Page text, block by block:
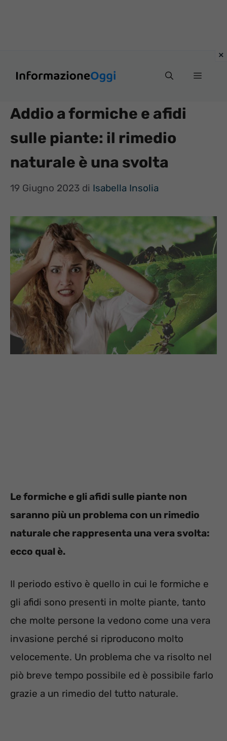
Menu
Addio a formiche e afidi
sulle piante: il rimedio
naturale è una svolta
19 Giugno 2023 di Isabella Insolia
Le formiche e gli afidi sulle piante non
saranno più un problema con un rimedio
naturale che rappresenta una vera svolta:
ecco qual è.
Il periodo estivo è quello in cui le formiche e
gli afidi sono presenti in molte piante, tanto
che molte persone la vedono come una vera
invasione perché si riproducono molto
velocemente. Un problema che va risolto nel
piò breve tempo possibile ed è possibile farlo
grazie a un rimedio del tutto naturale.